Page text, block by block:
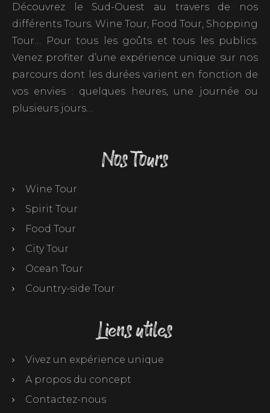
Découvrez le Sud-Ouest au travers de nos
différents Tours. Wine Tour, Food Tour, Shopping
Tour… Pour tous les goûts et tous les publics.
Venez profiter d’une expérience unique sur nos
parcours dont les durées varient en fonction de
vos envies : quelques heures, une journée ou
plusieurs jours…
Nos Tours
Wine Tour
Spirit Tour
Food Tour
City Tour
Ocean Tour
Country-side Tour
Liens utiles
Vivez un expérience unique
A propos du concept
Contactez-nous